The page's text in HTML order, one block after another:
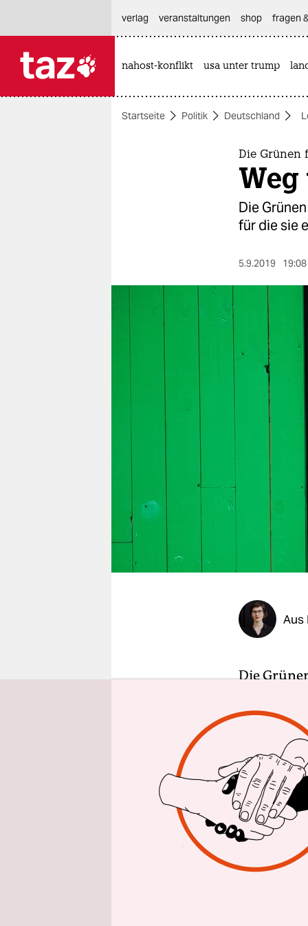
themen
berlin
verlag
fragen & hilfe
unterstützen
abo
verlag
veranstaltungen shop fragen
nahost-konflikt usa unter trump
Startseite Politik Deutschland
Die Grünen
Die
für die sie
5.9.2019
Aus
Die
Tagen,
massiv
beiden
hakt es:
Grünen
diesem
An einem
vor der
Eine